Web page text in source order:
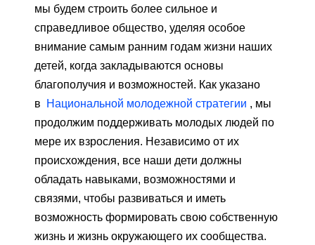
мы будем строить более сильное и
справедливое общество, уделяя особое
внимание самым ранним годам жизни наших
детей, когда закладываются основы
благополучия и возможностей. Как указано
в
Национальной молодежной стратегии , мы
продолжим поддерживать молодых людей по
мере их взросления. Независимо от их
происхождения, все наши дети должны
обладать навыками, возможностями и
связями, чтобы развиваться и иметь
возможность формировать свою собственную
жизнь и жизнь окружающего их сообщества.